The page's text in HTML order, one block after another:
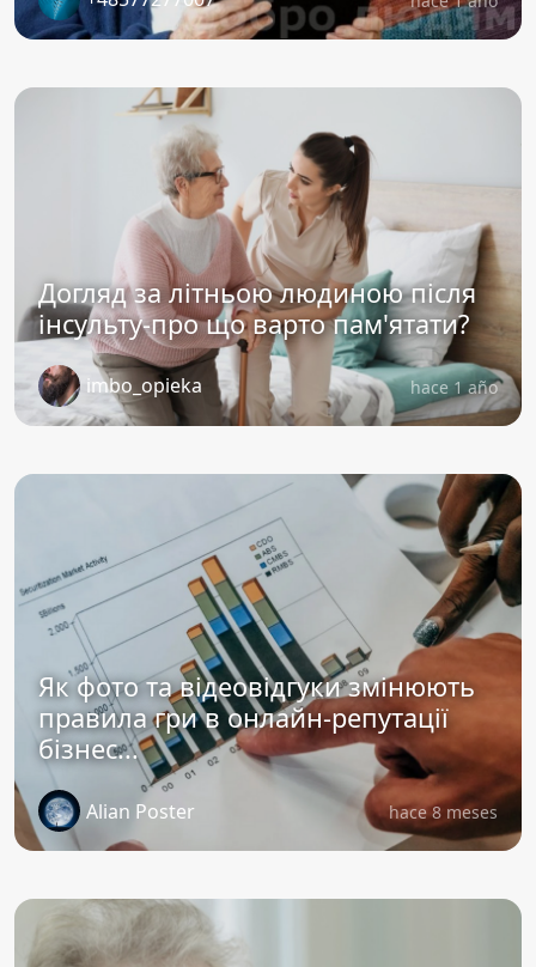
Догляд за літньою людиною після
інсульту-про що варто пам'ятати?
imbo_opieka hace 1 año
Як фото та відеовідгуки змінюють
правила гри в онлайн-репутації
бізнес...
Alian Poster hace 8 meses